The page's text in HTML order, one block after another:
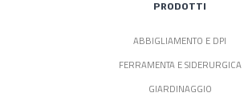
PRODOTTI
ABBIGLIAMENTO E DPI
FERRAMENTA E SIDERURGICA
GIARDINAGGIO